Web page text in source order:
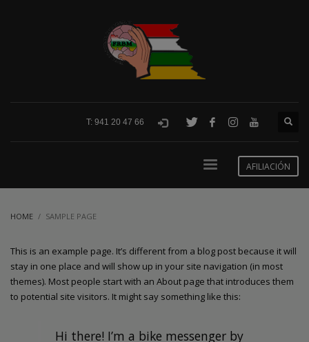
T: 941 20 47 66
AFILIACIÓN
HOME SAMPLE PAGE
This is an example page. It’s different from a blog post because it will
stay in one place and will show up in your site navigation (in most
themes). Most people start with an About page that introduces them
to potential site visitors. It might say something like this:
Hi there! I’m a bike messenger by